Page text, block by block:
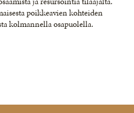
poikkeavien kohteiden
kolmannella osapuolella.